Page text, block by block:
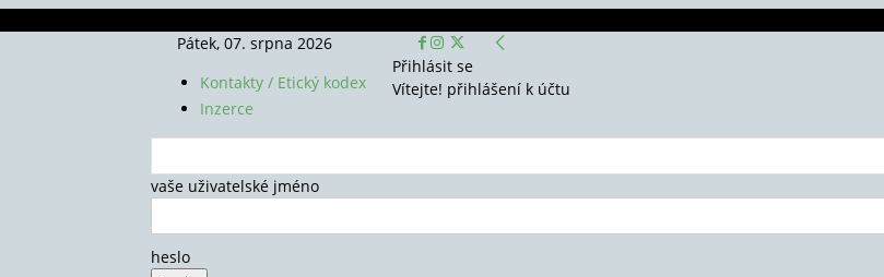
Pátek, 07. srpna 2026
Kontakty / Etický kodex
Inzerce
Přihlásit se
Vítejte! přihlášení k účtu
vaše uživatelské jméno
heslo